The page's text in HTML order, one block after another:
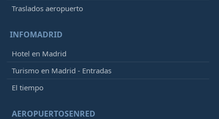
Traslados aeropuerto
INFOMADRID
Hotel en Madrid
Turismo en Madrid - Entradas
El tiempo
AEROPUERTOSENRED